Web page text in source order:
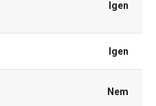
Igen
Igen
Nem